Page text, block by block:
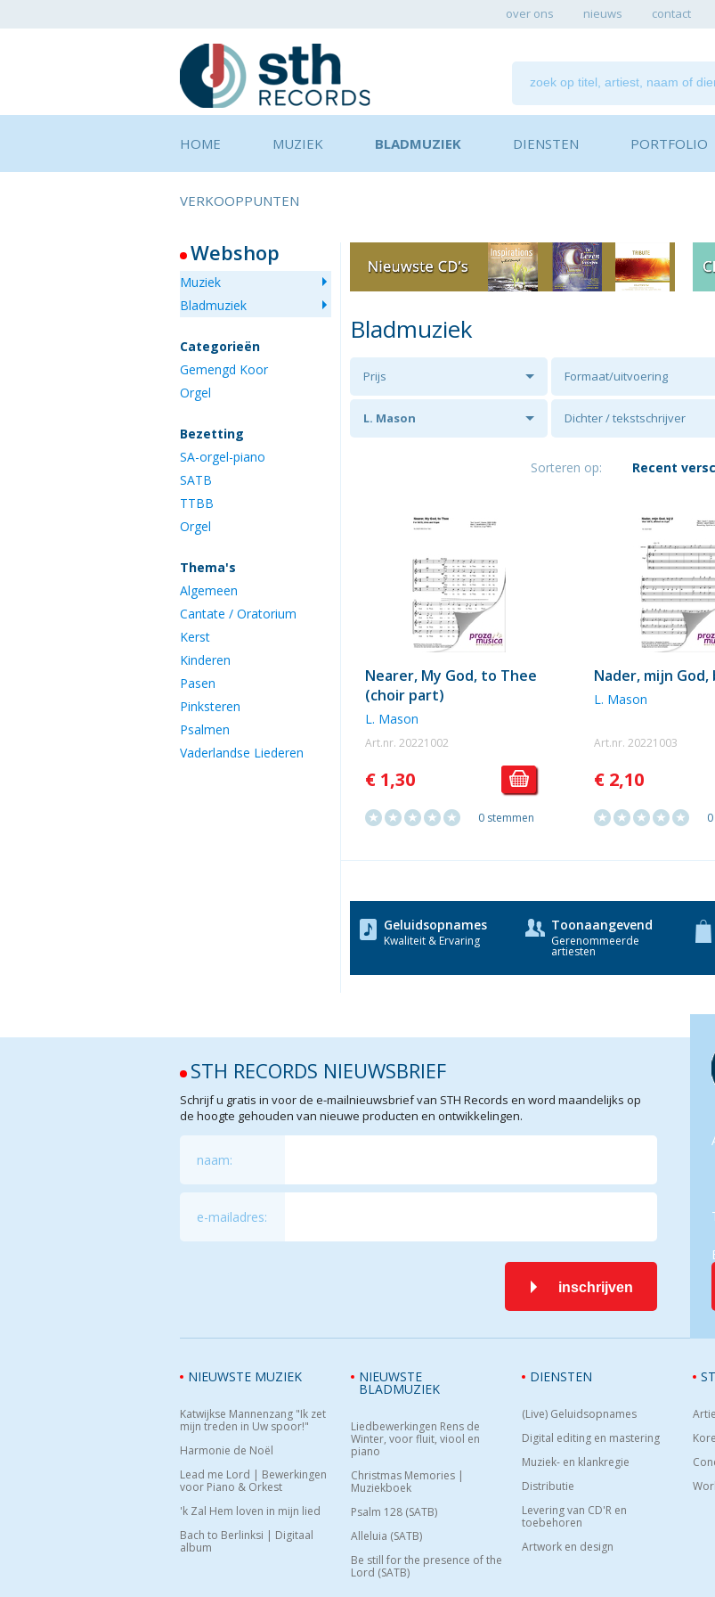
over ons nieuws contact
HOME MUZIEK BLADMUZIEK DIENSTEN PORTFOLIO
VERKOOPPUNTEN
Webshop
Muziek
Bladmuziek
Categorieën
Gemengd Koor
Orgel
Bezetting
SA-orgel-piano
SATB
TTBB
Orgel
Thema's
Algemeen
Cantate / Oratorium
Kerst
Kinderen
Pasen
Pinksteren
Psalmen
Vaderlandse Liederen
Bladmuziek
Prijs Formaat/uitvoering
L. Mason Dichter / tekstschrijver
Sorteren op: Recent
Nearer, My God, to Thee
(choir part)
L. Mason
Art.nr. 20221002
€ 1,30
0 stemmen
Nader, mijn God,
L. Mason
Art.nr. 20221003
€ 2,10
Geluidsopnames
Kwaliteit & Ervaring
Toonaangevend
Gerenommeerde
artiesten
STH RECORDS NIEUWSBRIEF
Schrijf u gratis in voor de e-mailnieuwsbrief van STH Records en word maandelijks op
de hoogte gehouden van nieuwe producten en ontwikkelingen.
naam:
e-mailadres:
inschrijven
NIEUWSTE MUZIEK
Katwijkse Mannenzang "Ik zet
mijn treden in Uw spoor!"
Harmonie de Noël
Lead me Lord | Bewerkingen
voor Piano & Orkest
'k Zal Hem loven in mijn lied
Bach to Berlinksi | Digitaal
album
NIEUWSTE
BLADMUZIEK
Liedbewerkingen Rens de
Winter, voor fluit, viool en
piano
Christmas Memories |
Muziekboek
Psalm 128 (SATB)
Alleluia (SATB)
Be still for the presence of the
Lord (SATB)
DIENSTEN
(Live) Geluidsopnames
Digital editing en mastering
Muziek- en klankregie
Distributie
Levering van CD'R en
toebehoren
Artwork en design